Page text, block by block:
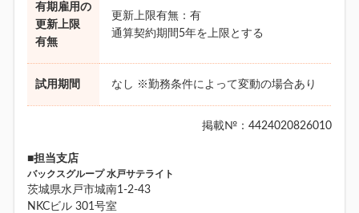
有期雇用の
更新上限
有無
更新上限有無：有
通算契約期間5年を上限とする
試用期間 なし ※勤務条件によって変動の場合あり
掲載№：4424020826010
■担当支店
バックスグループ 水戸サテライト
茨城県水戸市城南1-2-43
NKCビル 301号室